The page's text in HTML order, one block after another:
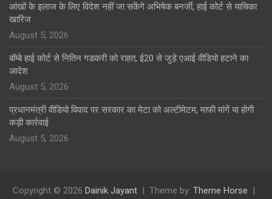
आंखों के इलाज के लिए विदेश नहीं जा सकेंगे अभिषेक बनर्जी, हाई कोर्ट से याचिका
खारिज
August 5, 2026
बॉम्बे हाई कोर्ट से नितिन गडकरी को राहत, ई20 से जुड़े एआई वीडियो हटाने का
आदेश
August 5, 2026
प्रधानमंत्री वीडियो विवाद पर सरकार का मेटा को अल्टीमेटम, माफी मांगें या होगी
कड़ी कार्रवाई
August 5, 2026
Copyright © 2026 Dainik Jayant Theme by: Theme Horse